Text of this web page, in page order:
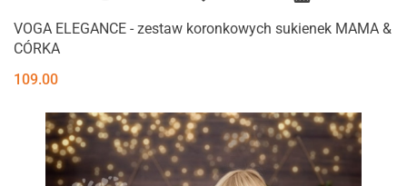
VOGA ELEGANCE - zestaw koronkowych sukienek MAMA &
CÓRKA
109.00